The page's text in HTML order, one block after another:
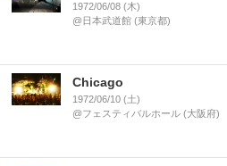
1972/06/08 (木)
@日本武道館 (東京都)
Chicago
1972/06/10 (土)
@フェスティバルホール (大阪府)